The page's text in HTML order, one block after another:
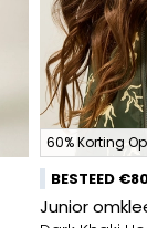
60% Korting
BESTEED
Junior